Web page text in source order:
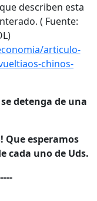
describen esta
( Fuente:
articulo-
chinos-
detenga de una
Que esperamos
cada uno de Uds.